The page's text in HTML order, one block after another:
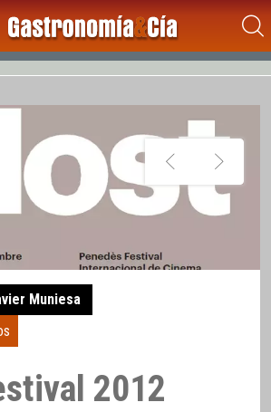
Muniesa
2012